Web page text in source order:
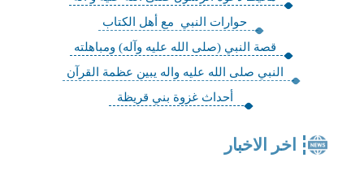
حوارات النبي مع أهل الكتاب
قصة النبي (صلى الله عليه وآله) ومباهلته
النبي صلى الله عليه واله يبين عظمة القرآن
أحداث غزوة بني قريظة
اخر الاخبار